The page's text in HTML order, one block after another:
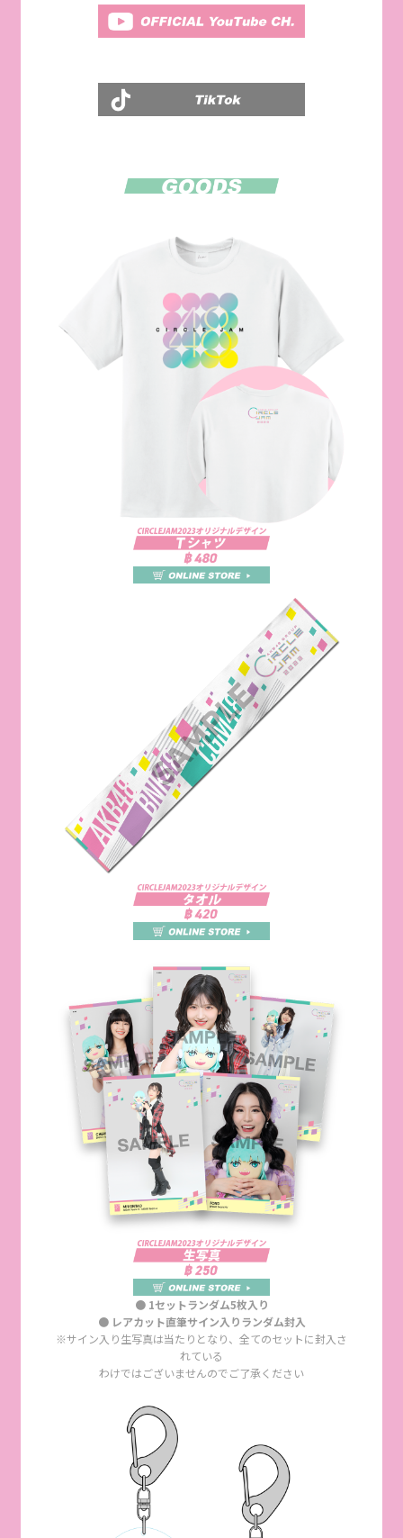
● 1セットランダム5枚入り
● レアカット直筆サイン入りランダム封入
※サイン入り生写真は当たりとなり、全てのセットに封入さ
れている
わけではございませんのでご了承ください